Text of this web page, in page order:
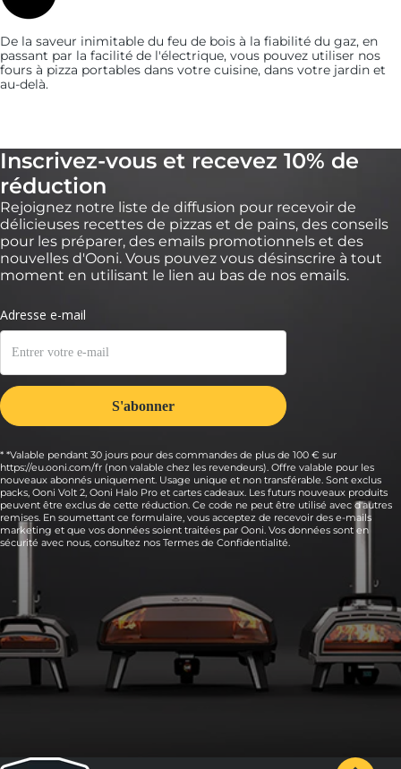
De la saveur inimitable du feu de bois à la fiabilité du gaz, en
passant par la facilité de l'électrique, vous pouvez utiliser nos
fours à pizza portables dans votre cuisine, dans votre jardin et
au-delà.
Inscrivez-vous et recevez 10% de
réduction
Rejoignez notre liste de diffusion pour recevoir de
délicieuses recettes de pizzas et de pains, des conseils
pour les préparer, des emails promotionnels et des
nouvelles d'Ooni. Vous pouvez vous désinscrire à tout
moment en utilisant le lien au bas de nos emails.
* *Valable pendant 30 jours pour des commandes de plus de 100 € sur
https://eu.ooni.com/fr (non valable chez les revendeurs). Offre valable pour les
nouveaux abonnés uniquement. Usage unique et non transférable. Sont exclus
packs, Ooni Volt 2, Ooni Halo Pro et cartes cadeaux. Les futurs nouveaux produits
peuvent être exclus de cette réduction. Ce code ne peut être utilisé avec d'autres
remises. En soumettant ce formulaire, vous acceptez de recevoir des e-mails
marketing et que vos données soient traitées par Ooni. Vos données sont en
sécurité avec nous, consultez nos Termes de Confidentialité.